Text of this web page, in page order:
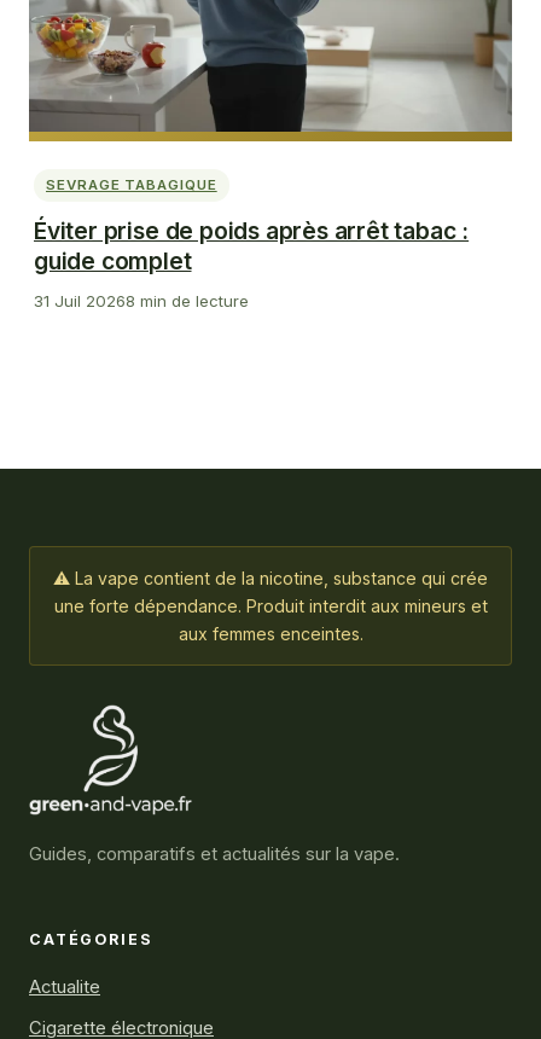
SEVRAGE TABAGIQUE
Éviter prise de poids après arrêt tabac :
guide complet
31 Juil 20268 min de lecture
⚠ La vape contient de la nicotine, substance qui crée
une forte dépendance. Produit interdit aux mineurs et
aux femmes enceintes.
Guides, comparatifs et actualités sur la vape.
CATÉGORIES
Actualite
Cigarette électronique